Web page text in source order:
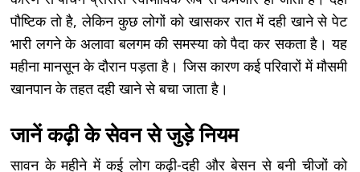
पौष्टिक तो है, लेकिन कुछ लोगों को खासकर रात में दही खाने से पेट
भारी लगने के अलावा बलगम की समस्या को पैदा कर सकता है। यह
महीना मानसून के दौरान पड़ता है। जिस कारण कई परिवारों में मौसमी
खानपान के तहत दही खाने से बचा जाता है।
जानें कढ़ी के सेवन से जुड़े नियम
सावन के महीने में कई लोग कढ़ी-दही और बेसन से बनी चीजों को